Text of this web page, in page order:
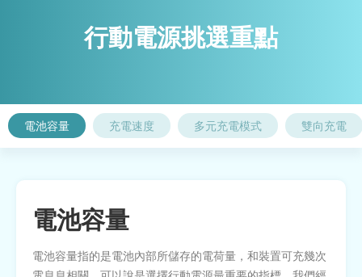
行動電源挑選重點
電池容量 充電速度 多元充電模式 雙向充電
電池容量
電池容量指的是電池內部所儲存的電荷量，和裝置可充幾次